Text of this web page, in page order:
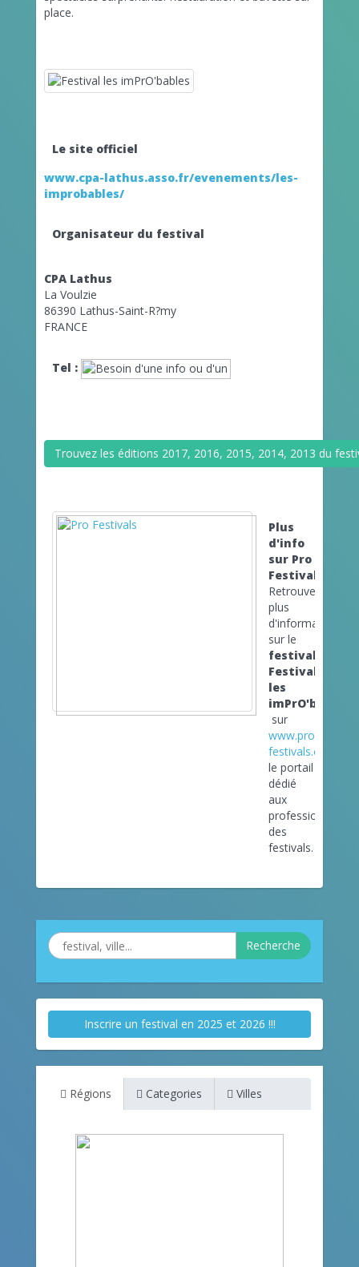
place.
Le site officiel
www.cpa-lathus.asso.fr/evenements/les-
improbables/
Organisateur du festival
CPA Lathus
La Voulzie
86390 Lathus-Saint-R?my
FRANCE
Tel :
Trouvez les éditions 2017, 2016, 2015, 2014, 2013 du
Plus
d'info
sur Pro
Festivals
Retrouvez
plus
d'informations
sur le
festival
Festival
les
imPrO'bables
sur
www.pro-
festivals.com
le portail
dédié
aux
professionnels
des
festivals.
Recherche
Inscrire un festival en 2025 et 2026 !!!
Régions Categories Villes